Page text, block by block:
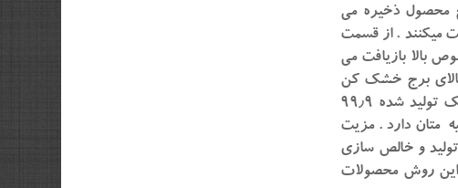
محصول ذخیره می
میکنند . از قسمت
بالا بازیافت می
بالای برج خشک کن
گرفته می شود دوباره در سیتسم واکنس به گردش در می آید. اسید استیک تولید شده ۹۹٫۹
به ماده اولیه متان دارد . مزیت
تولید و خالص سازی
این روش محصولات